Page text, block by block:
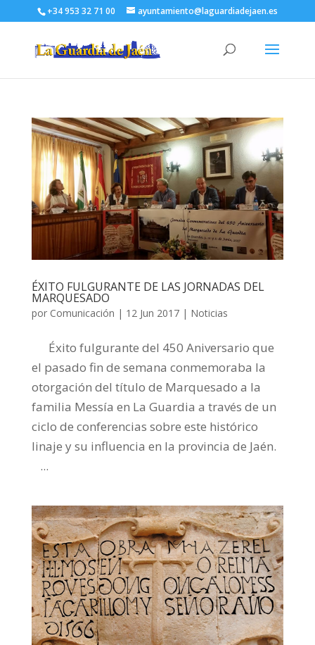
+34 953 32 71 00 ayuntamiento@laguardiadejaen.es
ÉXITO FULGURANTE DE LAS JORNADAS DEL
MARQUESADO
por Comunicación | 12 Jun 2017| Noticias
Éxito fulgurante del 450 Aniversario que
el pasado fin de semana conmemoraba la
otorgación del título de Marquesado a la
familia Messía en La Guardia a través de un
ciclo de conferencias sobre este histórico
linaje y su influencia en la provincia de Jaén.
...